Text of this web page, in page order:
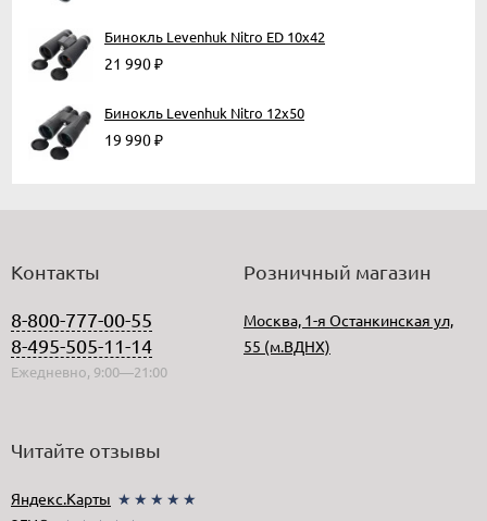
Бинокль Levenhuk Nitro ED 10x42
21 990₽
Бинокль Levenhuk Nitro 12x50
19 990₽
Контакты
8-800-777-00-55
8-495-505-11-14
Ежедневно, 9:00—21:00
Розничный магазин
Москва, 1-я Останкинская ул,
55 (м.ВДНХ)
Читайте отзывы
Яндекс.Карты ★★★★★